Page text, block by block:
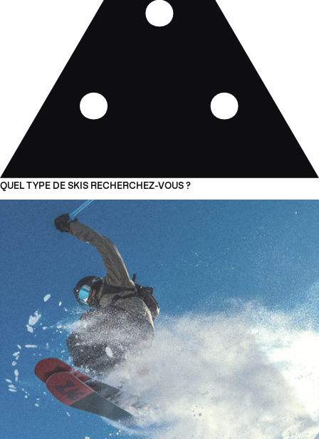
QUEL TYPE DE SKIS RECHERCHEZ-VOUS ?
01